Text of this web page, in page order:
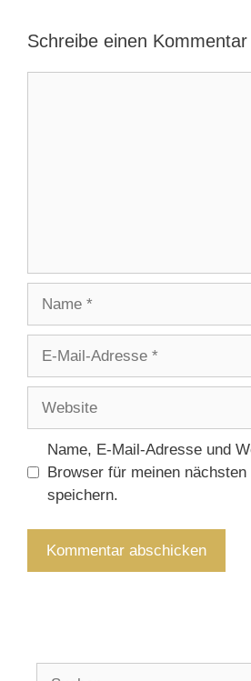
Schreibe einen Kommentar
Adresse
Name, E-Mail-Adresse und
Browser für meinen nächsten
speichern.